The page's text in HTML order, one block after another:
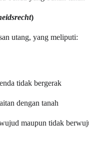
)
utang, yang meliputi:
tidak bergerak
dengan tanah
maupun tidak